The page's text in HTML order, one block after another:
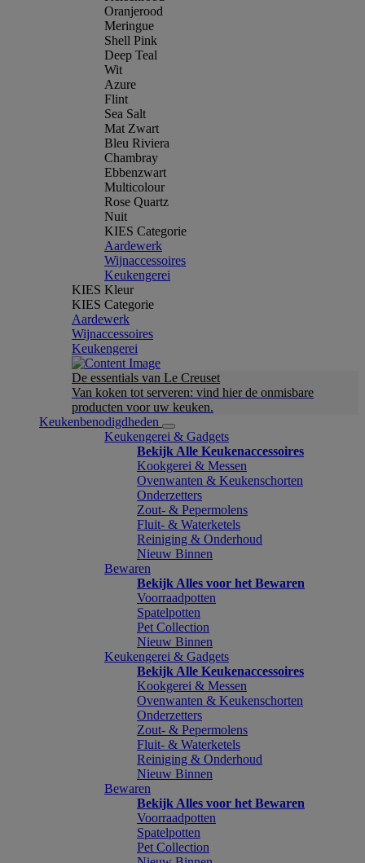
Oranjerood
Meringue
Shell Pink
Deep Teal
Wit
Azure
Flint
Sea Salt
Mat Zwart
Bleu Riviera
Chambray
Ebbenzwart
Multicolour
Rose Quartz
Nuit
KIES Categorie
Aardewerk
Wijnaccessoires
Keukengerei
KIES Kleur
KIES Categorie
Aardewerk
Wijnaccessoires
Keukengerei
De essentials van Le Creuset
Van koken tot serveren: vind hier de onmisbare
producten voor uw keuken.
Keukenbenodigdheden
Keukengerei & Gadgets
Bekijk Alle Keukenaccessoires
Kookgerei & Messen
Ovenwanten & Keukenschorten
Onderzetters
Zout- & Pepermolens
Fluit- & Waterketels
Reiniging & Onderhoud
Nieuw Binnen
Bewaren
Bekijk Alles voor het Bewaren
Voorraadpotten
Spatelpotten
Pet Collection
Nieuw Binnen
Keukengerei & Gadgets
Bekijk Alle Keukenaccessoires
Kookgerei & Messen
Ovenwanten & Keukenschorten
Onderzetters
Zout- & Pepermolens
Fluit- & Waterketels
Reiniging & Onderhoud
Nieuw Binnen
Bewaren
Bekijk Alles voor het Bewaren
Voorraadpotten
Spatelpotten
Pet Collection